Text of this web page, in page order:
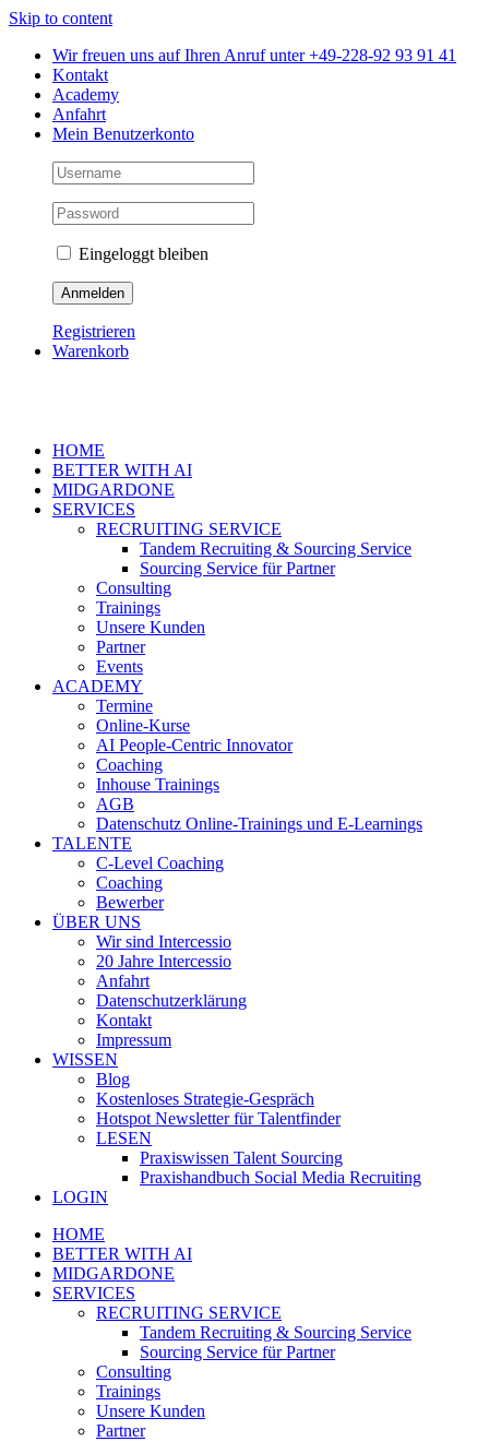
Skip to content
Wir freuen uns auf Ihren Anruf unter +49-228-92 93 91 41
Kontakt
Academy
Anfahrt
Mein Benutzerkonto
Eingeloggt bleiben
Registrieren
Warenkorb
HOME
BETTER WITH AI
MIDGARDONE
SERVICES
RECRUITING SERVICE
Tandem Recruiting & Sourcing Service
Sourcing Service für Partner
Consulting
Trainings
Unsere Kunden
Partner
Events
ACADEMY
Termine
Online-Kurse
AI People-Centric Innovator
Coaching
Inhouse Trainings
AGB
Datenschutz Online-Trainings und E-Learnings
TALENTE
C-Level Coaching
Coaching
Bewerber
ÜBER UNS
Wir sind Intercessio
20 Jahre Intercessio
Anfahrt
Datenschutzerklärung
Kontakt
Impressum
WISSEN
Blog
Kostenloses Strategie-Gespräch
Hotspot Newsletter für Talentfinder
LESEN
Praxiswissen Talent Sourcing
Praxishandbuch Social Media Recruiting
LOGIN
HOME
BETTER WITH AI
MIDGARDONE
SERVICES
RECRUITING SERVICE
Tandem Recruiting & Sourcing Service
Sourcing Service für Partner
Consulting
Trainings
Unsere Kunden
Partner